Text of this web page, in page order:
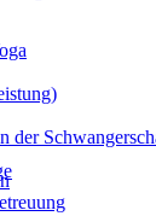
der